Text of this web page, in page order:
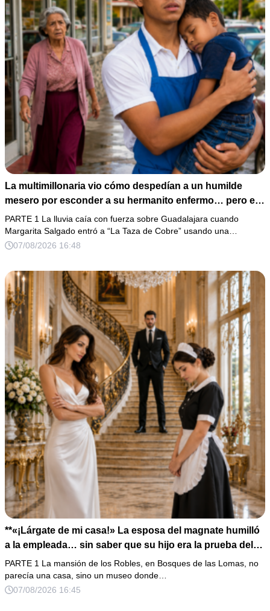
La multimillonaria vio cómo despedían a un humilde
mesero por esconder a su hermanito enfermo… pero el
verdadero escándalo estaba a punto de estallar.
PARTE 1 La lluvia caía con fuerza sobre Guadalajara cuando
Margarita Salgado entró a “La Taza de Cobre” usando una…
07/08/2026 16:48
**«¡Lárgate de mi casa!» La esposa del magnate humilló
a la empleada… sin saber que su hijo era la prueba del
secreto que todos habían enterrado*
PARTE 1 La mansión de los Robles, en Bosques de las Lomas, no
parecía una casa, sino un museo donde…
07/08/2026 16:45